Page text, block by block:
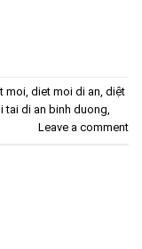
moi, diet moi di an, diệt
tai di an binh duong,
Leave a comment